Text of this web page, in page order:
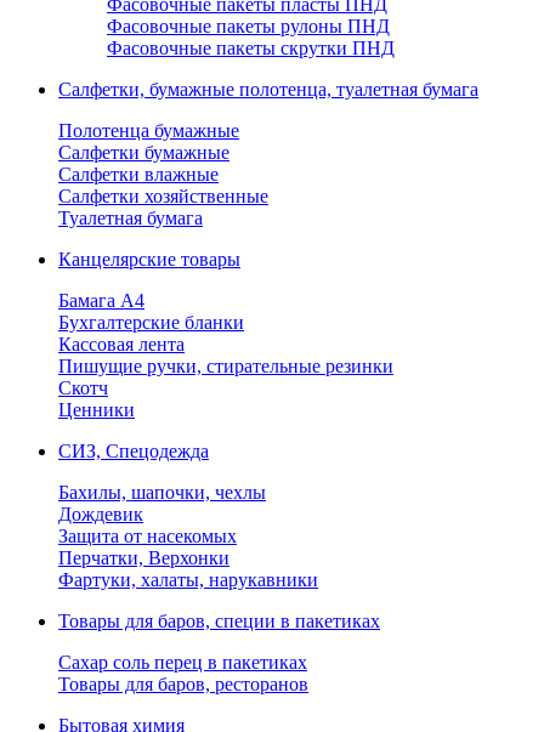
Фасовочные пакеты пласты ПНД
Фасовочные пакеты рулоны ПНД
Фасовочные пакеты скрутки ПНД
Салфетки, бумажные полотенца, туалетная бумага
Полотенца бумажные
Салфетки бумажные
Салфетки влажные
Салфетки хозяйственные
Туалетная бумага
Канцелярские товары
Бамага А4
Бухгалтерские бланки
Кассовая лента
Пишущие ручки, стирательные резинки
Скотч
Ценники
СИЗ, Спецодежда
Бахилы, шапочки, чехлы
Дождевик
Защита от насекомых
Перчатки, Верхонки
Фартуки, халаты, нарукавники
Товары для баров, специи в пакетиках
Сахар соль перец в пакетиках
Товары для баров, ресторанов
Бытовая химия